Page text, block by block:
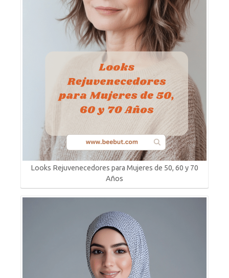
Looks Rejuvenecedores para Mujeres de 50, 60 y 70
Años